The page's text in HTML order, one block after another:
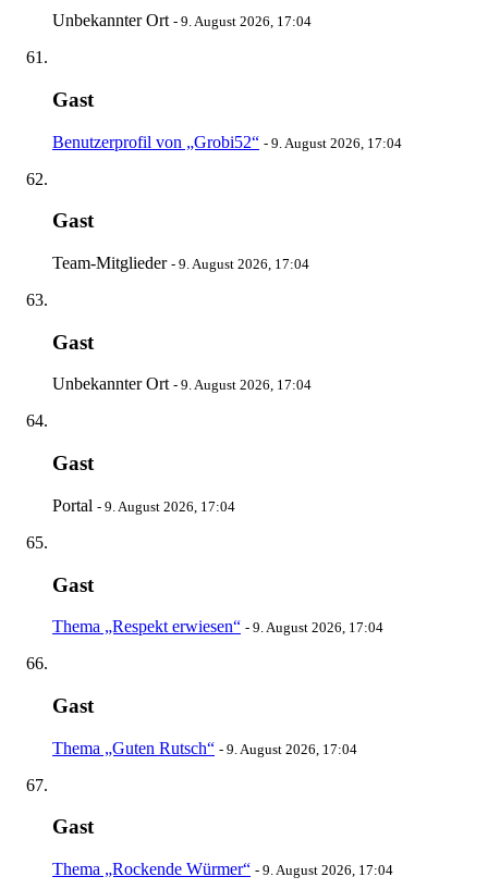
Unbekannter Ort - 9. August 2026, 17:04
Gast
Benutzerprofil von „Grobi52“ - 9. August 2026, 17:04
Gast
Team-Mitglieder - 9. August 2026, 17:04
Gast
Unbekannter Ort - 9. August 2026, 17:04
Gast
Portal - 9. August 2026, 17:04
Gast
Thema „Respekt erwiesen“ - 9. August 2026, 17:04
Gast
Thema „Guten Rutsch“ - 9. August 2026, 17:04
Gast
Thema „Rockende Würmer“ - 9. August 2026, 17:04